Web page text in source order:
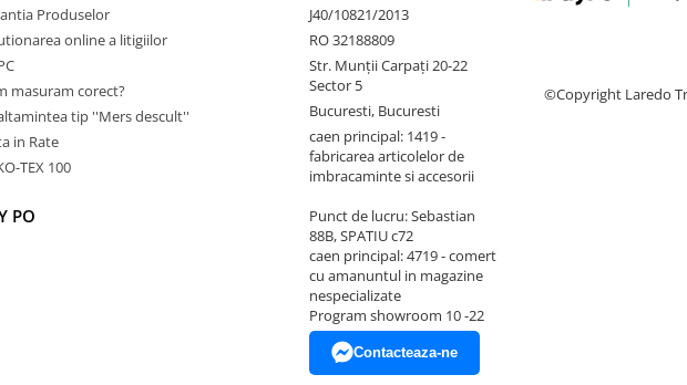
Produselor
online a litigiilor
masuram corect?
tip ''Mers descult''
in Rate
TEX 100
PO
J40/10821/2013
RO 32188809
Str. Munții Carpați 20-22
Sector 5
Bucuresti, Bucuresti
caen principal: 1419 -
fabricarea articolelor de
imbracaminte si accesorii
Punct de lucru: Sebastian
88B, SPATIU c72
caen principal: 4719 - comert
cu amanuntul in magazine
nespecializate
Program showroom 10 -22
Contacteaza-ne
©Copyright Laredo